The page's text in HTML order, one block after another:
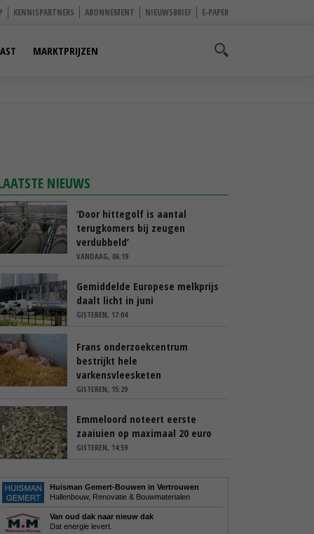
KENNISPARTNERS ABONNEMENT NIEUWSBRIEF E-PAPER
MARKTPRIJZEN
NIEUWS
‘Door hittegolf is aantal
terugkomers bij zeugen
verdubbeld’
VANDAAG, 06:19
Gemiddelde Europese melkprijs
daalt licht in juni
GISTEREN, 17:04
Frans onderzoekcentrum
bestrijkt hele
varkensvleesketen
GISTEREN, 15:29
Emmeloord noteert eerste
zaaiuien op maximaal 20 euro
GISTEREN, 14:59
Huisman Gemert-Bouwen in Vertrouwen
Hallenbouw, Renovatie & Bouwmaterialen
Van oud dak naar nieuw dak
Dat energie levert.